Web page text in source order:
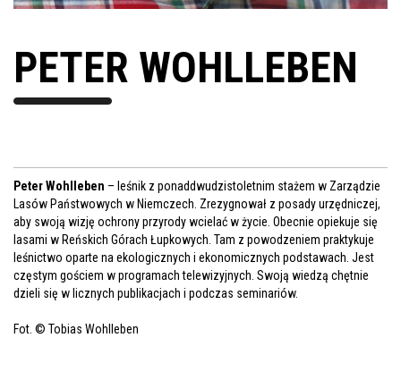
PETER WOHLLEBEN
Peter Wohlleben – leśnik z ponaddwudzistoletnim stażem w Zarządzie
Lasów Państwowych w Niemczech. Zrezygnował z posady urzędniczej,
aby swoją wizję ochrony przyrody wcielać w życie. Obecnie opiekuje się
lasami w Reńskich Górach Łupkowych. Tam z powodzeniem praktykuje
leśnictwo oparte na ekologicznych i ekonomicznych podstawach. Jest
częstym gościem w programach telewizyjnych. Swoją wiedzą chętnie
dzieli się w licznych publikacjach i podczas seminariów.
Fot. © Tobias Wohlleben